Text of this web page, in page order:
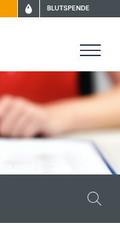
BLUTSPENDE